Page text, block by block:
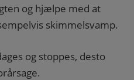
og hjælpe med at
skimmelsvamp.
og stoppes, desto